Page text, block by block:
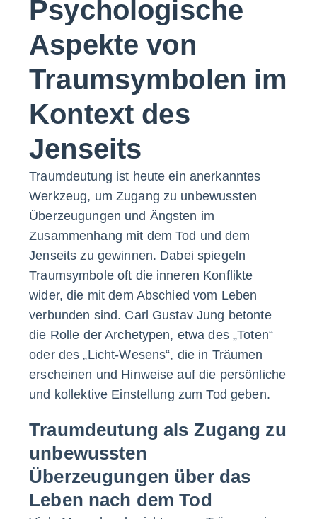
Psychologische
Aspekte von
Traumsymbolen im
Kontext des
Jenseits
Traumdeutung ist heute ein anerkanntes
Werkzeug, um Zugang zu unbewussten
Überzeugungen und Ängsten im
Zusammenhang mit dem Tod und dem
Jenseits zu gewinnen. Dabei spiegeln
Traumsymbole oft die inneren Konflikte
wider, die mit dem Abschied vom Leben
verbunden sind. Carl Gustav Jung betonte
die Rolle der Archetypen, etwa des „Toten“
oder des „Licht-Wesens“, die in Träumen
erscheinen und Hinweise auf die persönliche
und kollektive Einstellung zum Tod geben.
Traumdeutung als Zugang zu
unbewussten
Überzeugungen über das
Leben nach dem Tod